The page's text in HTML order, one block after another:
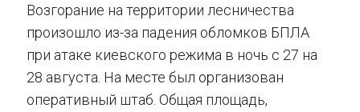
Возгорание на территории лесничества
произошло из-за падения обломков БПЛА
при атаке киевского режима в ночь с 27 на
28 августа. На месте был организован
оперативный штаб. Общая площадь,